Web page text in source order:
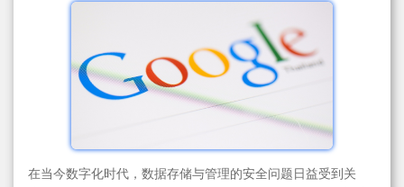
在当今数字化时代，数据存储与管理的安全问题日益受到关